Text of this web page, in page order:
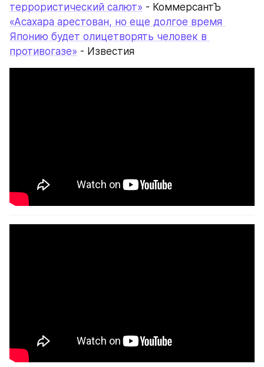
террористический салют» - КоммерсантЪ
«Асахара арестован, но еще долгое время
Японию будет олицетворять человек в
противогазе» - Известия